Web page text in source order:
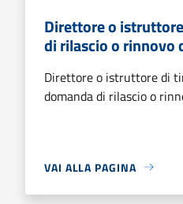
Direttore o
di rilascio o rinnovo
Direttore o istruttore di
domanda di rilascio o
VAI ALLA PAGINA